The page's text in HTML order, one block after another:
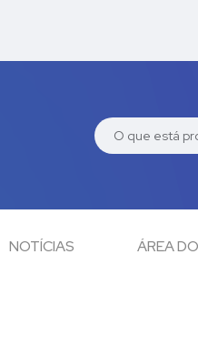
NOTÍCIAS ÁREA